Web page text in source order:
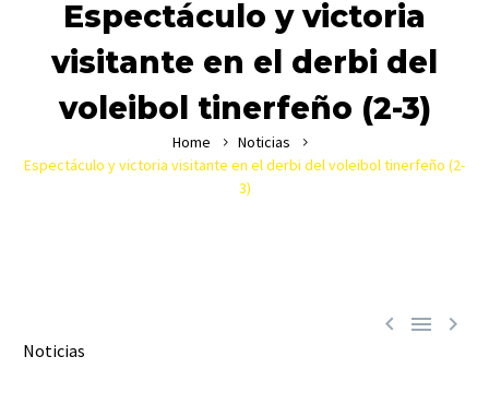
Espectáculo y victoria
visitante en el derbi del
voleibol tinerfeño (2-3)
Home
Noticias
Espectáculo y victoria visitante en el derbi del voleibol tinerfeño (2-
3)
  
Noticias